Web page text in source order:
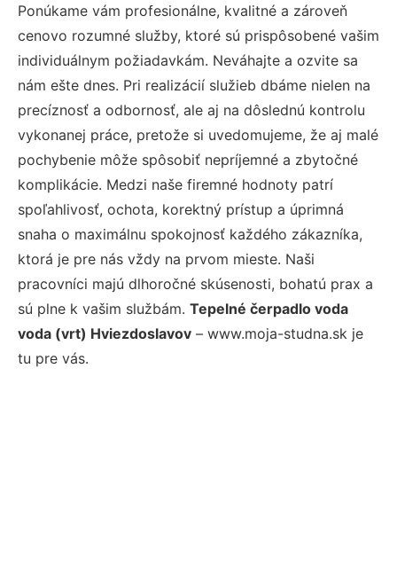
Ponúkame vám profesionálne, kvalitné a zároveň
cenovo rozumné služby, ktoré sú prispôsobené vašim
individuálnym požiadavkám. Neváhajte a ozvite sa
nám ešte dnes. Pri realizácií služieb dbáme nielen na
precíznosť a odbornosť, ale aj na dôslednú kontrolu
vykonanej práce, pretože si uvedomujeme, že aj malé
pochybenie môže spôsobiť nepríjemné a zbytočné
komplikácie. Medzi naše firemné hodnoty patrí
spoľahlivosť, ochota, korektný prístup a úprimná
snaha o maximálnu spokojnosť každého zákazníka,
ktorá je pre nás vždy na prvom mieste. Naši
pracovníci majú dlhoročné skúsenosti, bohatú prax a
sú plne k vašim službám. Tepelné čerpadlo voda
voda (vrt) Hviezdoslavov – www.moja-studna.sk je
tu pre vás.